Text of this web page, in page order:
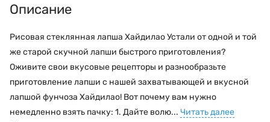
Описание
Рисовая стеклянная лапша Хайдилао Устали от одной и той
же старой скучной лапши быстрого приготовления?
Оживите свои вкусовые рецепторы и разнообразьте
приготовление лапши с нашей захватывающей и вкусной
лапшой фунчоза Хайдилао! Вот почему вам нужно
немедленно взять пачку: 1. Дайте волю... Читать далее